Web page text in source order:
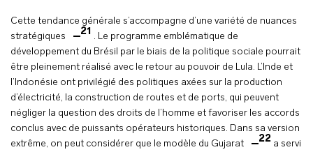
Cette tendance générale s’accompagne d’une variété de nuances
stratégiques
21 . Le programme emblématique de
développement du Brésil par le biais de la politique sociale pourrait
être pleinement réalisé avec le retour au pouvoir de Lula. L’Inde et
l’Indonésie ont privilégié des politiques axées sur la production
d’électricité, la construction de routes et de ports, qui peuvent
négliger la question des droits de l’homme et favoriser les accords
conclus avec de puissants opérateurs historiques. Dans sa version
extrême, on peut considérer que le modèle du Gujarat
22 a servi